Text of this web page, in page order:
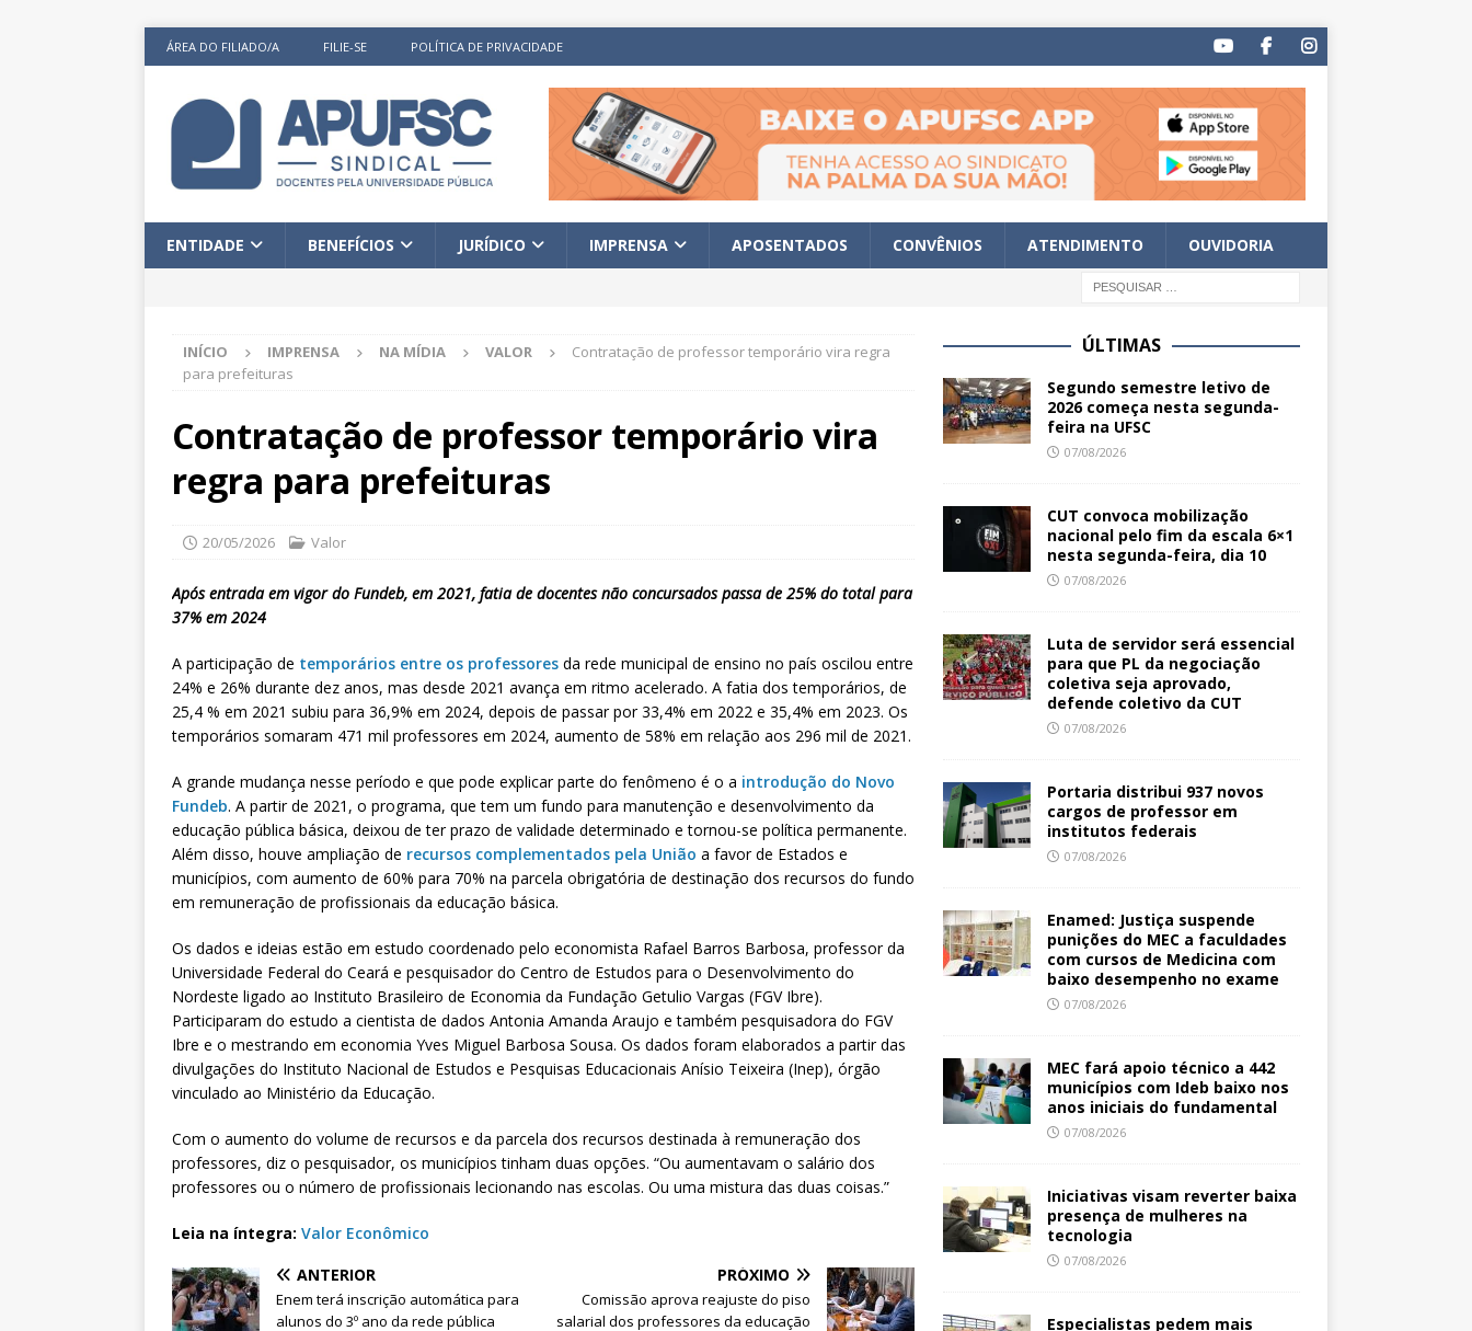
ÁREA DO FILIADO/A FILIE-SE POLÍTICA DE PRIVACIDADE
ENTIDADE BENEFÍCIOS JURÍDICO IMPRENSA APOSENTADOS CONVÊNIOS ATENDIMENTO OUVIDORIA
INÍCIO IMPRENSA NA MÍDIA VALOR
Contratação de professor temporário vira regra
para prefeituras
Contratação de professor temporário vira
regra para prefeituras
20/05/2026 Valor
Após entrada em vigor do Fundeb, em 2021, fatia de docentes não concursados passa de 25% do total para
37% em 2024
A participação de temporários entre os professores da rede municipal de ensino no país oscilou entre
24% e 26% durante dez anos, mas desde 2021 avança em ritmo acelerado. A fatia dos temporários, de
25,4 % em 2021 subiu para 36,9% em 2024, depois de passar por 33,4% em 2022 e 35,4% em 2023. Os
temporários somaram 471 mil professores em 2024, aumento de 58% em relação aos 296 mil de 2021.
A grande mudança nesse período e que pode explicar parte do fenômeno é o a introdução do Novo
Fundeb. A partir de 2021, o programa, que tem um fundo para manutenção e desenvolvimento da
educação pública básica, deixou de ter prazo de validade determinado e tornou-se política permanente.
Além disso, houve ampliação de recursos complementados pela União a favor de Estados e
municípios, com aumento de 60% para 70% na parcela obrigatória de destinação dos recursos do fundo
em remuneração de profissionais da educação básica.
Os dados e ideias estão em estudo coordenado pelo economista Rafael Barros Barbosa, professor da
Universidade Federal do Ceará e pesquisador do Centro de Estudos para o Desenvolvimento do
Nordeste ligado ao Instituto Brasileiro de Economia da Fundação Getulio Vargas (FGV Ibre).
Participaram do estudo a cientista de dados Antonia Amanda Araujo e também pesquisadora do FGV
Ibre e o mestrando em economia Yves Miguel Barbosa Sousa. Os dados foram elaborados a partir das
divulgações do Instituto Nacional de Estudos e Pesquisas Educacionais Anísio Teixeira (Inep), órgão
vinculado ao Ministério da Educação.
Com o aumento do volume de recursos e da parcela dos recursos destinada à remuneração dos
professores, diz o pesquisador, os municípios tinham duas opções. “Ou aumentavam o salário dos
professores ou o número de profissionais lecionando nas escolas. Ou uma mistura das duas coisas.”
Leia na íntegra: Valor Econômico
ANTERIOR
Enem terá inscrição automática para
alunos do 3º ano da rede pública
PRÓXIMO
Comissão aprova reajuste do piso
salarial dos professores da educação
ÚLTIMAS
Segundo semestre letivo de
2026 começa nesta segunda-
feira na UFSC
07/08/2026
CUT convoca mobilização
nacional pelo fim da escala 6×1
nesta segunda-feira, dia 10
07/08/2026
Luta de servidor será essencial
para que PL da negociação
coletiva seja aprovado,
defende coletivo da CUT
07/08/2026
Portaria distribui 937 novos
cargos de professor em
institutos federais
07/08/2026
Enamed: Justiça suspende
punições do MEC a faculdades
com cursos de Medicina com
baixo desempenho no exame
07/08/2026
MEC fará apoio técnico a 442
municípios com Ideb baixo nos
anos iniciais do fundamental
07/08/2026
Iniciativas visam reverter baixa
presença de mulheres na
tecnologia
07/08/2026
Especialistas pedem mais